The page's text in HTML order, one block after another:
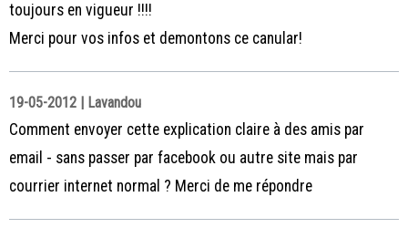
toujours en vigueur !!!!
Merci pour vos infos et demontons ce canular!
19-05-2012 | Lavandou
Comment envoyer cette explication claire à des amis par
email - sans passer par facebook ou autre site mais par
courrier internet normal ? Merci de me répondre